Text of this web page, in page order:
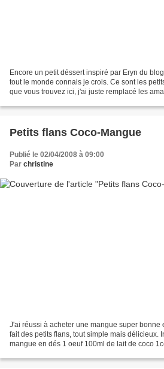
Encore un petit déssert inspiré par Eryn du
tout le monde connais je crois. Ce sont les
que vous trouvez ici, j'ai juste remplacé les
Petits flans Coco-Mangue
Publié le 02/04/2008 à 09:00
Par christine
J'ai réussi à acheter une mangue super bonne
fait des petits flans, tout simple mais délicieux.
mangue en dés 1 oeuf 100ml de lait de coco